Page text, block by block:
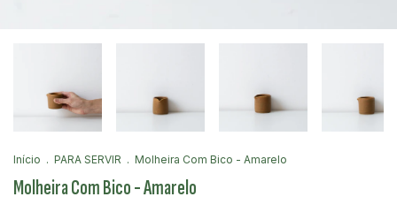
Início . PARA SERVIR . Molheira Com Bico - Amarelo
Molheira Com Bico - Amarelo